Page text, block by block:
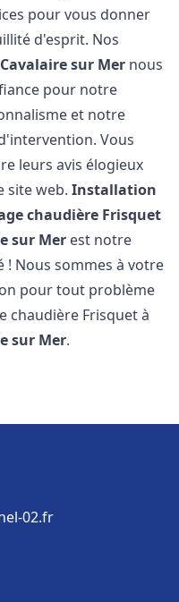
pour vous donner
d'esprit. Nos
Cavalaire sur Mer nous
pour notre
et notre
Vous
leurs avis élogieux
site web.Installation
chaudière Frisquet
sur Mer est notre
! Nous sommes à votre
pour tout problème
chaudière Frisquet à
sur Mer.
02.fr